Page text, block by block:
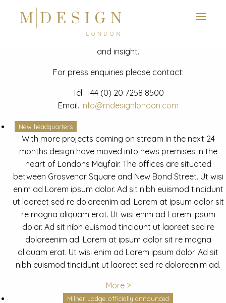
News
Latest mdesign development project and advisory news
and insight.
For press enquiries please contact:
Tel. +44 (0) 20 7258 8500
Email. info@mdesignlondon.com
New headquarters
With more projects coming on stream in the next 24
months design have moved into news premises in the
heart of Londons Mayfair. The offices are situated
between Grosvenor Square and New Bond Street. Ut wisi
enim ad Lorem ipsum dolor. Ad sit nibh euismod tincidunt
ut laoreet sed re doloreenim ad. Lorem at ipsum dolor sit
re magna aliquam erat. Ut wisi enim ad Lorem ipsum
dolor. Ad sit nibh euismod tincidunt ut laoreet sed re
doloreenim ad. Lorem at ipsum dolor sit re magna
aliquam erat. Ut wisi enim ad Lorem ipsum dolor. Ad sit
nibh euismod tincidunt ut laoreet sed re doloreenim ad.
More >
Milner Lodge officially announced